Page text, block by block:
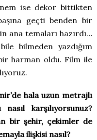
ise dekor bittikten
geçti benden bir
ana temaları hazırdı…
bilmeden yazdığım
harman oldu. Film ile
hala uzun metrajlı
karşılıyorsunuz?
bir şehir, çekimler de
ilişkisi nasıl?